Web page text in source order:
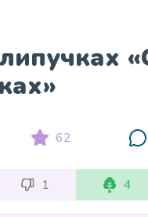
62
1 4